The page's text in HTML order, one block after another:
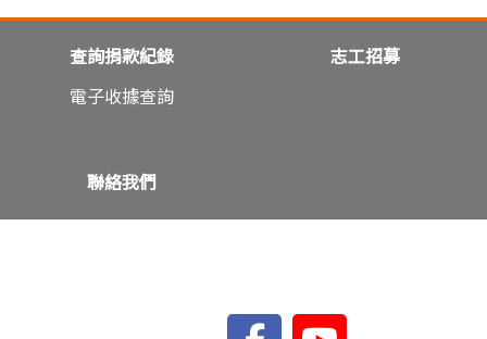
查詢捐款紀錄
電子收據查詢
志工招募
聯絡我們